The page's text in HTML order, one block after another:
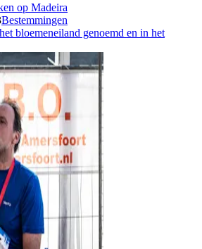
op Madeira
Bestemmingen
bloemeneiland genoemd en in het